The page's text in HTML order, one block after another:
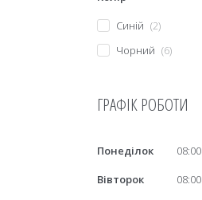
Синій
2
Чорний
6
ГРАФІК РОБОТИ
Понеділок 08:00
Вівторок
08:00